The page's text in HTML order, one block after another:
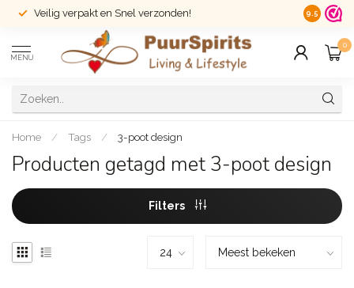
Veilig verpakt en Snel verzonden! 14 dagen
9.5
MENU
0
Home / Tags / 3-poot design
Producten getagd met 3-poot design
Filters